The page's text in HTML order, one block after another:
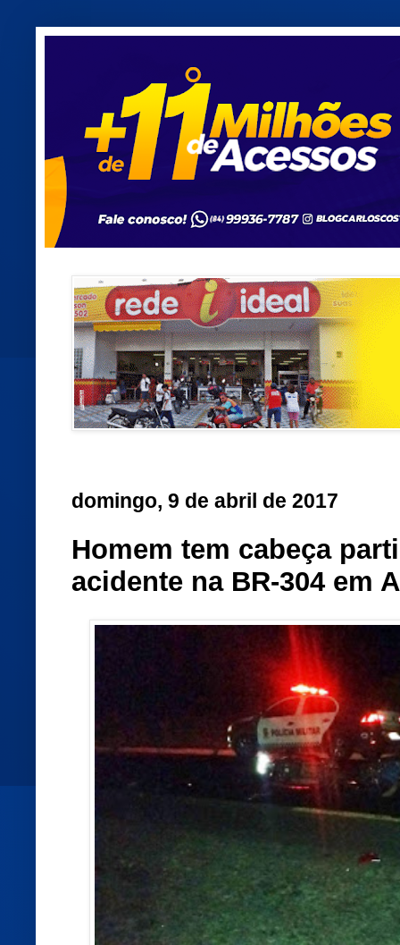
domingo, 9 de abril de 2017
Homem tem cabeça
acidente na BR-304 em